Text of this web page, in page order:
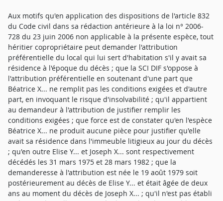
Aux motifs qu'en application des dispositions de l'article 832
du Code civil dans sa rédaction antérieure à la loi n° 2006-
728 du 23 juin 2006 non applicable à la présente espèce, tout
héritier copropriétaire peut demander l'attribution
préférentielle du local qui lui sert d'habitation s'il y avait sa
résidence à l'époque du décès ; que la SCI DIF s'oppose à
l'attribution préférentielle en soutenant d'une part que
Béatrice X... ne remplit pas les conditions exigées et d'autre
part, en invoquant le risque d'insolvabilité ; qu'il appartient
au demandeur à l'attribution de justifier remplir les
conditions exigées ; que force est de constater qu'en l'espèce
Béatrice X... ne produit aucune pièce pour justifier qu'elle
avait sa résidence dans l'immeuble litigieux au jour du décès
; qu'en outre Elise Y... et Joseph X... sont respectivement
décédés les 31 mars 1975 et 28 mars 1982 ; que la
demanderesse à l'attribution est née le 19 août 1979 soit
postérieurement au décès de Elise Y... et était âgée de deux
ans au moment du décès de Joseph X... ; qu'il n'est pas établi